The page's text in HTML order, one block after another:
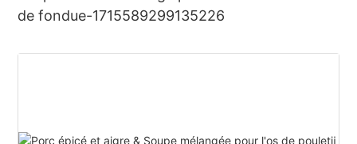
de fondue-1715589299135226